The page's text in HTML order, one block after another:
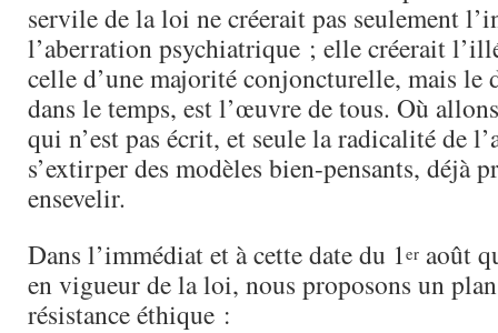
servile de la loi ne créerait pas seulement
l’aberration psychiatrique ; elle créerait
celle d’une majorité conjoncturelle, mais
dans le temps, est l’œuvre de tous. Où
qui n’est pas écrit, et seule la radicalité de
s’extirper des modèles bien-pensants, déjà
ensevelir.
Dans l’immédiat et à cette date du 1er août
en vigueur de la loi, nous proposons un
résistance éthique :